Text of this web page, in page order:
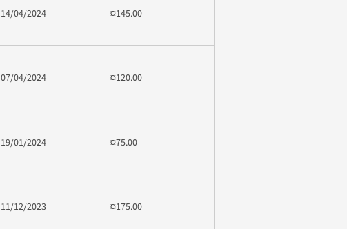
14/04/2024 ¤145.00
07/04/2024 ¤120.00
19/01/2024 ¤75.00
11/12/2023 ¤175.00